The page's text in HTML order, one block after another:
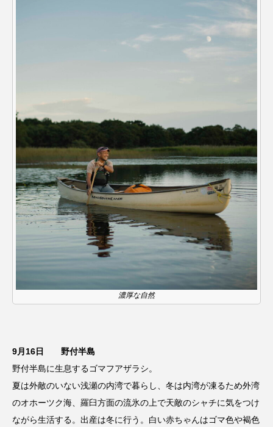
濃厚な自然
9月16日 野付半島
野付半島に生息するゴマフアザラシ。
夏は外敵のいない浅瀬の内湾で暮らし、冬は内湾が凍るため外湾
のオホーツク海、羅臼方面の流氷の上で天敵のシャチに気をつけ
ながら生活する。出産は冬に行う。白い赤ちゃんはゴマ色や褐色